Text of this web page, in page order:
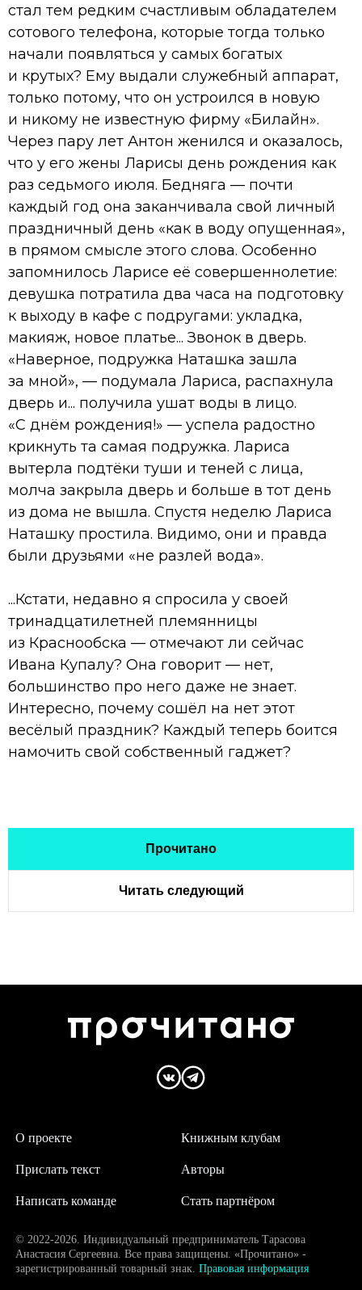
стал тем редким счастливым обладателем
сотового телефона, которые тогда только
начали появляться у самых богатых
и крутых? Ему выдали служебный аппарат,
только потому, что он устроился в новую
и никому не известную фирму «Билайн».
Через пару лет Антон женился и оказалось,
что у его жены Ларисы день рождения как
раз седьмого июля. Бедняга — почти
каждый год она заканчивала свой личный
праздничный день «как в воду опущенная»,
в прямом смысле этого слова. Особенно
запомнилось Ларисе её совершеннолетие:
девушка потратила два часа на подготовку
к выходу в кафе с подругами: укладка,
макияж, новое платье... Звонок в дверь.
«Наверное, подружка Наташка зашла
за мной», — подумала Лариса, распахнула
дверь и... получила ушат воды в лицо.
«С днём рождения!» — успела радостно
крикнуть та самая подружка. Лариса
вытерла подтёки туши и теней с лица,
молча закрыла дверь и больше в тот день
из дома не вышла. Спустя неделю Лариса
Наташку простила. Видимо, они и правда
были друзьями «не разлей вода».
...Кстати, недавно я спросила у своей
тринадцатилетней племянницы
из Краснообска — отмечают ли сейчас
Ивана Купалу? Она говорит — нет,
большинство про него даже не знает.
Интересно, почему сошёл на нет этот
весёлый праздник? Каждый теперь боится
намочить свой собственный гаджет?
Прочитано
Читать следующий
О проекте
Написать команде
Авторы
Прислать текст
Книжным клубам
Стать партнёром
© 2022-2026. Индивидуальный предприниматель Тарасова
Анастасия Сергеевна. Все права защищены. «Прочитано» -
зарегистрированный товарный знак. Правовая информация